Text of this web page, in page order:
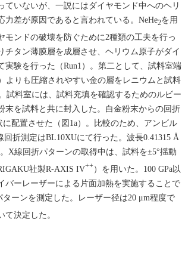
いないが、一説にはダイヤモンド中へのヘリ
差が原因であると言われている。NeHe2を用
ンドの破壊を防ぐために2種類の工夫を行っ
タン薄膜層を成層させ、ヘリウム原子がダイ
験を行った（Run1）。第二として、試料室端
よりも圧縮されやすい金の層をレニウムと試料
試料室には、試料充填を確認するためのルビー
を試料と共に封入した。白金粉末からの回折
配置させた（図1a）。比較のため、アンビル
折測定はBL10XUにて行った。波長0.41315 Å
X線回折パターンの取得中は、試料を±5°揺動
社製R-AXIS IV++ ）を用いた。100 GPa以
バーレーザーによる片面加熱を実施することで
ーンを測定した。レーザー径は20 μm程度で
て決定した。